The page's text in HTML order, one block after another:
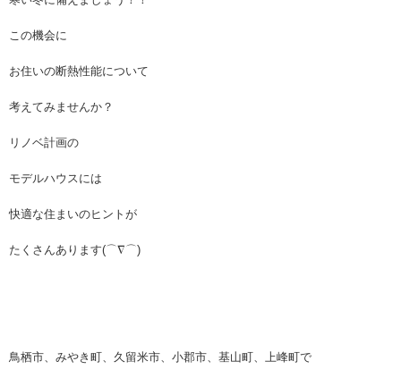
この機会に
お住いの断熱性能について
考えてみませんか？
リノベ計画の
モデルハウスには
快適な住まいのヒントが
たくさんあります(⌒∇⌒)
鳥栖市、みやき町、久留米市、小郡市、基山町、上峰町で